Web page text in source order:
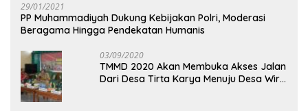
29/01/2021
PP Muhammadiyah Dukung Kebijakan Polri, Moderasi
Beragama Hingga Pendekatan Humanis
03/09/2020
TMMD 2020 Akan Membuka Akses Jalan
Dari Desa Tirta Karya Menuju Desa Wira